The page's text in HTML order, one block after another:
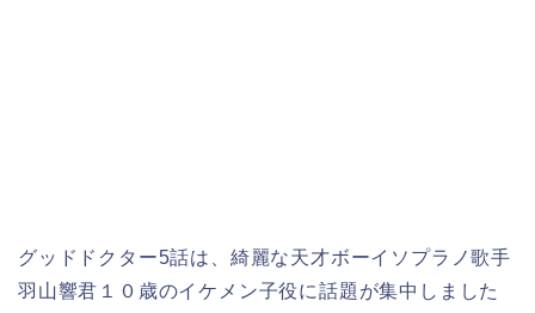
グッドドクター5話は、綺麗な天才ボーイソプラノ歌手
羽山響君１０歳のイケメン子役に話題が集中しました